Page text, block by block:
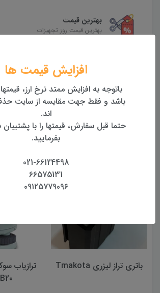
بهترین قیمت
بهترین قیمت روز تجهیزات
همراه با گارانتی معتبر
بازگشت وجه
بازگشت وجه بدون قید و شرط
باتری تراز لیزری Tmakota
افزایش قیمت ها
باتوجه به افزایش ممتد نرخ ارز،
باشد و فقط جهت مقایسه از سایت
اند.
حتما قبل سفارش، قیمتها را با
بفرمایید.
021-66124498
66575131
09125779096